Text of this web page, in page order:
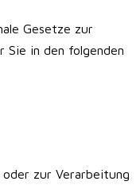
Gesetze zur
Sie in den folgenden
zur Verarbeitung